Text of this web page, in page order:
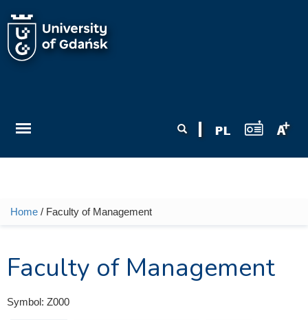
You are here
Home / Faculty of Management
Faculty of Management
Symbol: Z000